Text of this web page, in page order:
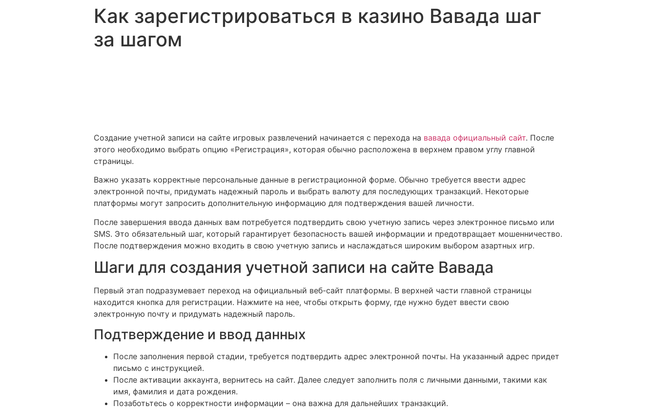
Как зарегистрироваться в казино Вавада шаг
за шагом
Создание учетной записи на сайте игровых развлечений начинается с перехода на вавада официальный сайт. После
этого необходимо выбрать опцию «Регистрация», которая обычно расположена в верхнем правом углу главной
страницы.
Важно указать корректные персональные данные в регистрационной форме. Обычно требуется ввести адрес
электронной почты, придумать надежный пароль и выбрать валюту для последующих транзакций. Некоторые
платформы могут запросить дополнительную информацию для подтверждения вашей личности.
После завершения ввода данных вам потребуется подтвердить свою учетную запись через электронное письмо или
SMS. Это обязательный шаг, который гарантирует безопасность вашей информации и предотвращает мошенничество.
После подтверждения можно входить в свою учетную запись и наслаждаться широким выбором азартных игр.
Шаги для создания учетной записи на сайте Вавада
Первый этап подразумевает переход на официальный веб-сайт платформы. В верхней части главной страницы
находится кнопка для регистрации. Нажмите на нее, чтобы открыть форму, где нужно будет ввести свою
электронную почту и придумать надежный пароль.
Подтверждение и ввод данных
После заполнения первой стадии, требуется подтвердить адрес электронной почты. На указанный адрес придет
письмо с инструкцией.
После активации аккаунта, вернитесь на сайт. Далее следует заполнить поля с личными данными, такими как
имя, фамилия и дата рождения.
Позаботьтесь о корректности информации – она важна для дальнейших транзакций.